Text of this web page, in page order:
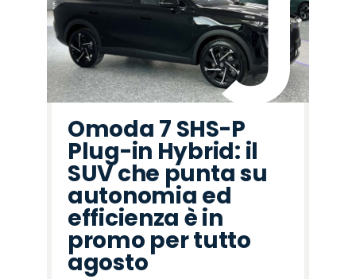
Omoda 7 SHS-P
Plug-in Hybrid: il
SUV che punta su
autonomia ed
efficienza è in
promo per tutto
agosto